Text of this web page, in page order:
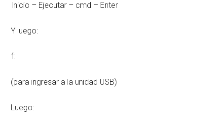
Inicio – Ejecutar – cmd – Enter
Y luego:
f:
(para ingresar a la unidad USB)
Luego: